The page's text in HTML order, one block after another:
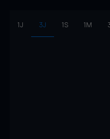
1J 3J 1S 1M